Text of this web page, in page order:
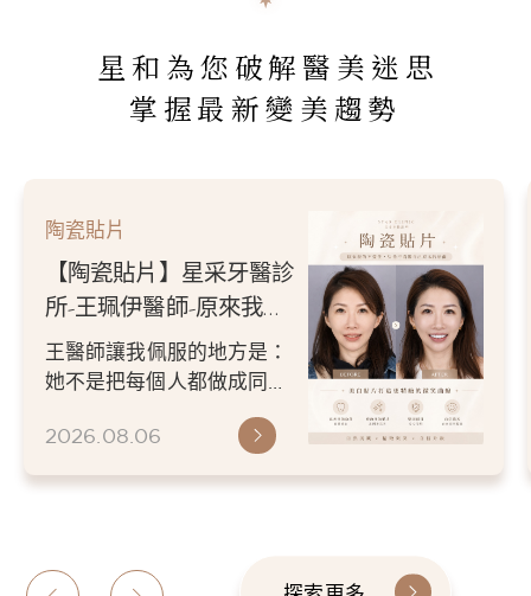
星和為您破解醫美迷思
掌握最新變美趨勢
陶瓷貼片
【陶瓷貼片】星采牙醫診
所-王珮伊醫師-原來我的
不愛笑，只是不喜歡自己
原本的牙齒
王醫師讓我佩服的地方是：
她不是把每個人都做成同一
更適合自己的樣子。 現...
2026.08.06